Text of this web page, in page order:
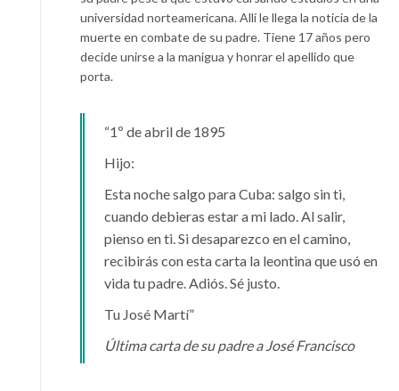
universidad norteamericana. Allí le llega la noticia de la
muerte en combate de su padre. Tiene 17 años pero
decide unirse a la manigua y honrar el apellido que
porta.
“1º de abril de 1895
Hijo:
Esta noche salgo para Cuba: salgo sin ti,
cuando debieras estar a mi lado. Al salir,
pienso en ti. Si desaparezco en el camino,
recibirás con esta carta la leontina que usó en
vida tu padre. Adiós. Sé justo.
Tu José Martí”
Última carta de su padre a José Francisco